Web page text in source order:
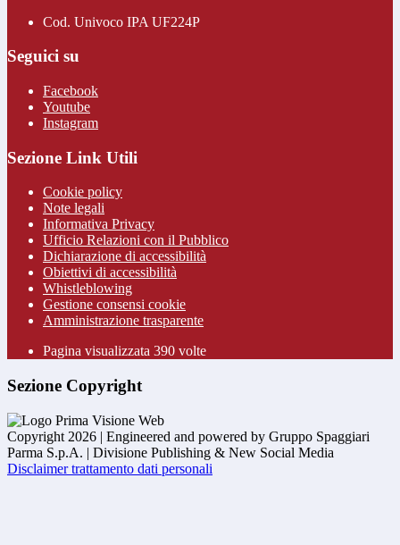
Cod. Univoco IPA UF224P
Seguici su
Facebook
Youtube
Instagram
Sezione Link Utili
Cookie policy
Note legali
Informativa Privacy
Ufficio Relazioni con il Pubblico
Dichiarazione di accessibilità
Obiettivi di accessibilità
Whistleblowing
Gestione consensi cookie
Amministrazione trasparente
Pagina visualizzata 390 volte
Sezione Copyright
Copyright 2026 | Engineered and powered by Gruppo Spaggiari
Parma S.p.A. | Divisione Publishing & New Social Media
Disclaimer trattamento dati personali